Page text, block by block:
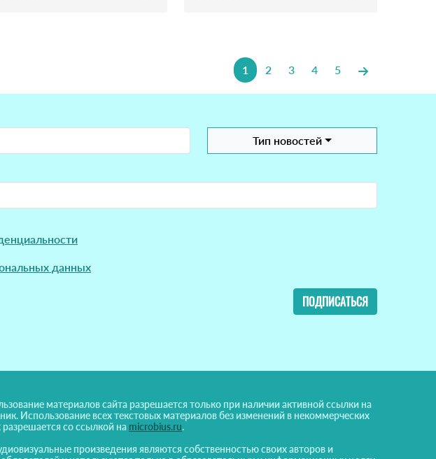
1 2 3 4 5
Тип новостей
данных
ПОДПИСАТЬСЯ
материалов сайта разрешается только при наличии активной ссылки на
Использование всех текстовых материалов без изменений в некоммерческих
разрешается со ссылкой на microbius.ru.
произведения являются собственностью своих авторов и